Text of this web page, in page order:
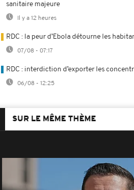
sanitaire majeure
Il y a 12 heures
RDC : la peur d’Ebola détourne les
07/08 - 07:17
RDC : interdiction d’exporter les
06/08 - 12:25
SUR LE MÊME THÈME